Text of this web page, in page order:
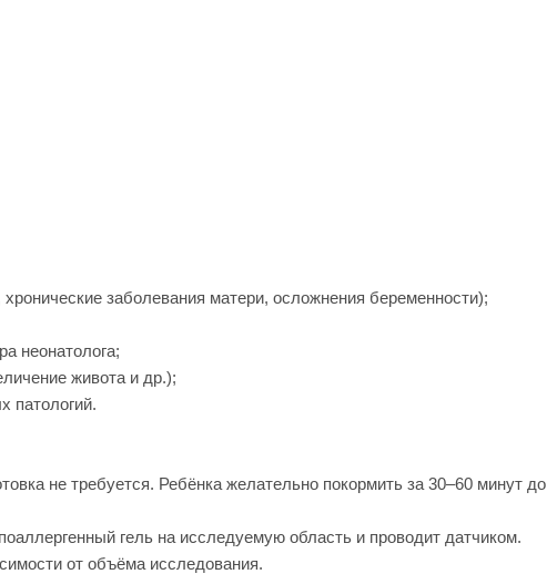
заболевания матери, осложнения беременности);
неонатолога;
живота и др.);
патологий.
не требуется. Ребёнка желательно покормить за 30–60 минут до
гель на исследуемую область и проводит датчиком.
от объёма исследования.